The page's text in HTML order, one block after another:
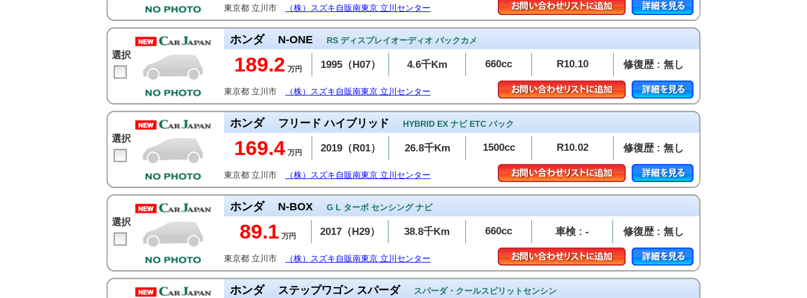
東京都 立川市 （株）スズキ自販南東京 立川センター
選択
ホンダ N-ONE RS ディスプレイオーディオ バックカメ
189.2 万円 1995（H07） 4.6千Km 660cc R10.10 修復歴 : 無し
東京都 立川市 （株）スズキ自販南東京 立川センター
選択
ホンダ フリード ハイブリッド HYBRID EX ナビ ETC バック
169.4 万円 2019（R01） 26.8千Km 1500cc R10.02 修復歴 : 無し
東京都 立川市 （株）スズキ自販南東京 立川センター
選択
ホンダ N-BOX G L ターボ センシング ナビ
89.1 万円 2017（H29） 38.8千Km 660cc 車検 : - 修復歴 : 無し
東京都 立川市 （株）スズキ自販南東京 立川センター
ホンダ ステップワゴン スパーダ スパーダ・クールスピリットセンシン